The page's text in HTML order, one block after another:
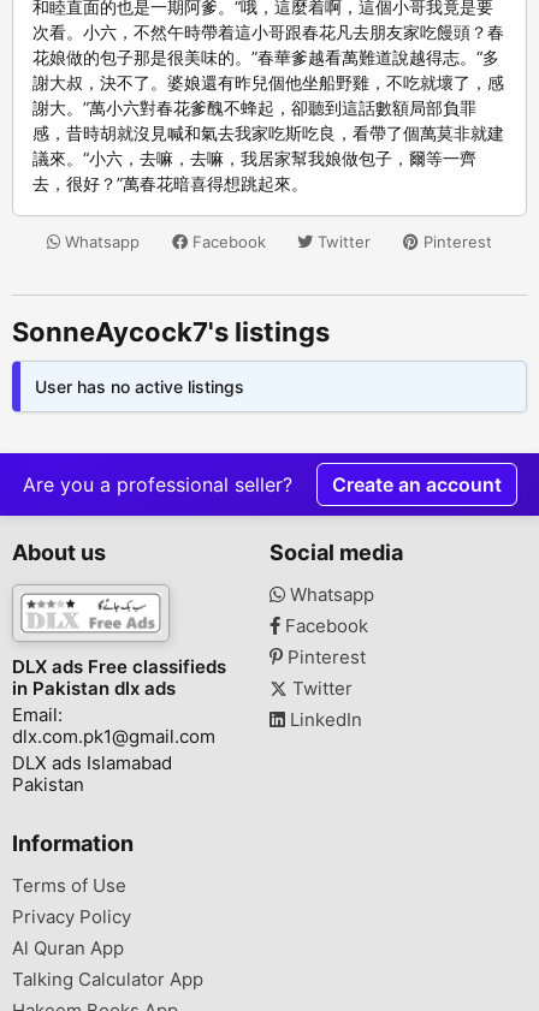
和睦直面的也是一期阿爹。“哦，這麼着啊，這個小哥我竟是要
次看。小六，不然午時帶着這小哥跟春花凡去朋友家吃饅頭？春
花娘做的包子那是很美味的。”春華爹越看萬難道說越得志。“多
謝大叔，決不了。婆娘還有昨兒個他坐船野雞，不吃就壞了，感
謝大。”萬小六對春花爹醜不蜂起，卻聽到這話數額局部負罪
感，昔時胡就沒見喊和氣去我家吃斯吃良，看帶了個萬莫非就建
議來。“小六，去嘛，去嘛，我居家幫我娘做包子，爾等一齊
去，很好？”萬春花暗喜得想跳起來。
Whatsapp Facebook Twitter Pinterest
SonneAycock7's listings
User has no active listings
Are you a professional seller? Create an account
About us
DLX ads Free classifieds
in Pakistan dlx ads
Email:
dlx.com.pk1@gmail.com
DLX ads Islamabad
Pakistan
Social media
Whatsapp
Facebook
Pinterest
Twitter
LinkedIn
Information
Terms of Use
Privacy Policy
Al Quran App
Talking Calculator App